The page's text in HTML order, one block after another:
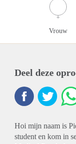
Vrouw
Deel deze
Hoi mijn naam is
student en kom in